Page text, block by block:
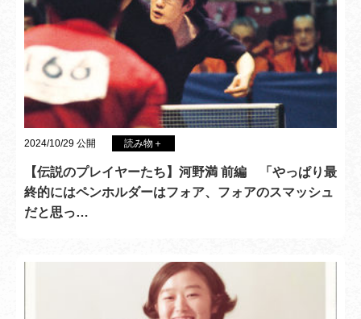
2024/10/29 公開 読み物＋
【伝説のプレイヤーたち】河野満 前編 「やっぱり最
終的にはペンホルダーはフォア、フォアのスマッシュ
だと思っ…